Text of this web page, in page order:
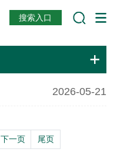
搜索入口
2026-05-21
下一页 尾页